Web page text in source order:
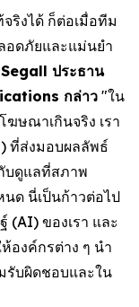
งได้ ก็ต่อเมื่อทีม
อดภัยและแม่นยำ
ประธาน
กล่าว "ใน
ษณาเกินจริง เรา
ที่ส่งมอบผลลัพธ์
บดูแลที่สภาพ
ด นี่เป็นก้าวต่อไป
(AI) ของเรา และ
องค์กรต่าง ๆ นำ
รับผิดชอบและใน